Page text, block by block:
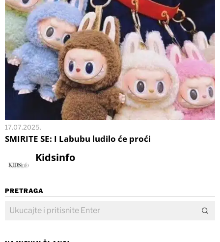
17.07.2025.
SMIRITE SE: I Labubu ludilo će proći
Kidsinfo
PRETRAGA